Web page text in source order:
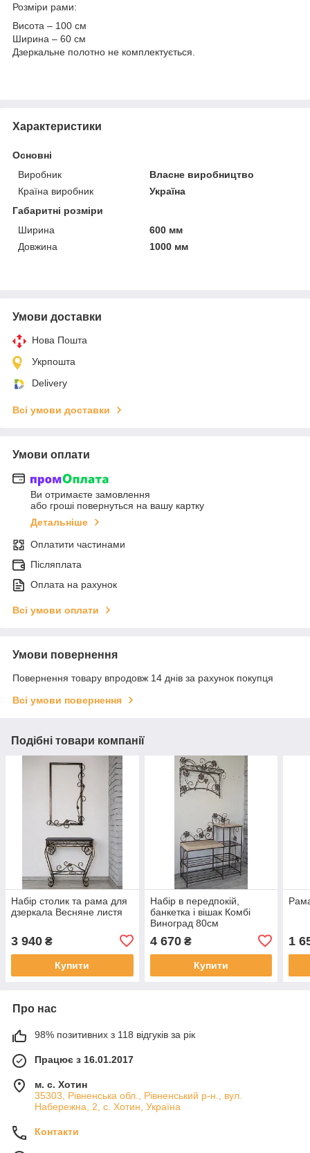
Розміри рами:
Висота – 100 см
Ширина – 60 см
Дзеркальне полотно не комплектується.
Характеристики
Основні
Виробник
Власне виробництво
Країна виробник
Україна
Габаритні розміри
Ширина
600 мм
Довжина
1000 мм
Умови доставки
Нова Пошта
Укрпошта
Delivery
Всі умови доставки
Умови оплати
Ви отримаєте замовлення
або гроші повернуться на вашу картку
Детальніше
Оплатити частинами
Післяплата
Оплата на рахунок
Всі умови оплати
Умови повернення
Повернення товару впродовж 14 днів за рахунок покупця
Всі умови повернення
Подібні товари компанії
Набір столик та рама для
дзеркала Весняне листя
3 940 ₴
Купити
Набір в передпокій,
банкетка і вішак Комбі
Виноград 80см
4 670₴
Купити
1
Про нас
98% позитивних з 118 відгуків за рік
Працює з 16.01.2017
м. с. Хотин
35303, Рівненська обл., Рівненський р-н., вул.
Набережна, 2, с. Хотин, Україна
Контакти